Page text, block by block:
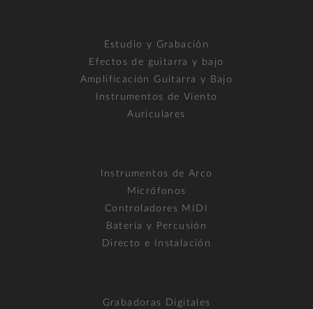
Estudio y Grabación
Efectos de guitarra y bajo
Amplificación Guitarra y Bajo
Instrumentos de Viento
Auriculares
Instrumentos de Arco
Micrófonos
Controladores MIDI
Batería y Percusión
Directo e Instalación
Grabadoras Digitales